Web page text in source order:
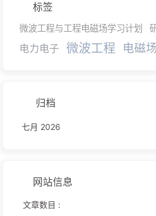
标签
微波工程与工程电磁场学习计划
电力电子 微波工程 电磁
归档
七月 2026
网站信息
文章数目 :